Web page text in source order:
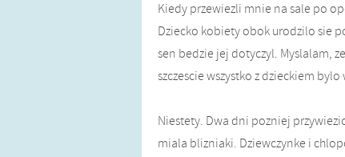
Kiedy przewiezli mnie na sale po
Dziecko kobiety obok urodzilo sie
sen bedzie jej dotyczyl. Myslalam,
szczescie wszystko z dzieckiem
Niestety. Dwa dni pozniej
miala blizniaki. Dziewczynke i